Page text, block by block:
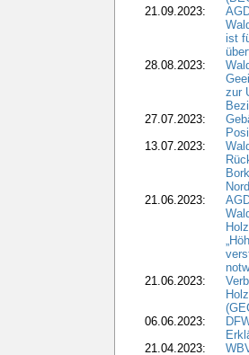
21.09.2023:
ist
28.08.2023:
zur
27.07.2023:
13.07.2023:
21.06.2023:
21.06.2023:
06.06.2023:
21.04.2023: